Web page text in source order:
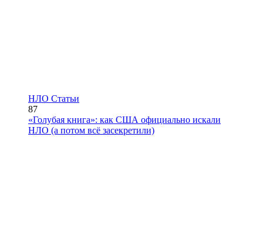
НЛО Статьи
87
«Голубая книга»: как США официально искали
НЛО (а потом всё засекретили)